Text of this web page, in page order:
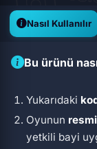
Nasıl Kullanılır
Bu ürünü
Yukarıdaki
Oyunun
yetkili bayi